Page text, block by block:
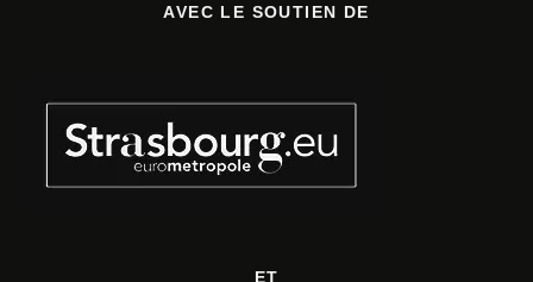
AVEC LE SOUTIEN DE
ET